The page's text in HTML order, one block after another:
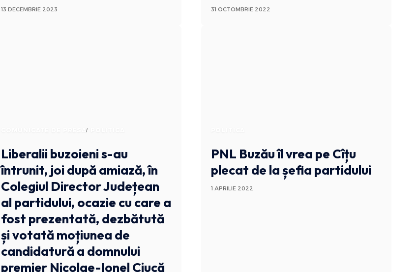
13 DECEMBRIE 2023 31 OCTOMBRIE 2022
COMUNICATE DE PRESA
Liberalii buzoieni s-au
întrunit, joi după amiază, în
Colegiul Director Județean
al partidului, ocazie cu care a
fost prezentată, dezbătută
și votată moțiunea de
candidatură a domnului
premier Nicolae-Ionel Ciucă
PNL Buzău îl vrea pe Cîțu
plecat de la șefia partidului
1 APRILIE 2022